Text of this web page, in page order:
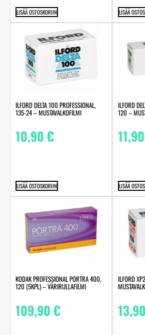
LISÄÄ OSTOSKORIIN LISÄÄ
ILFORD DELTA 100 PROFESSIONAL,
135-24 – MUSTAVALKOFILMI
10,90€
LISÄÄ OSTOSKORIIN
ILFORD
120 –
11,90
LISÄÄ
KODAK PROFESSIONAL PORTRA 400,
120 (5KPL) – VÄRIRULLAFILMI
109,90€
ILFORD
13,90